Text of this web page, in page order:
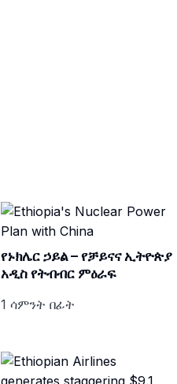
የኑክሌር ኃይል – የቻይናና ኢትዮጵያ
አዲስ የትብብር ምዕራፍ
1 ሳምንት በፊት